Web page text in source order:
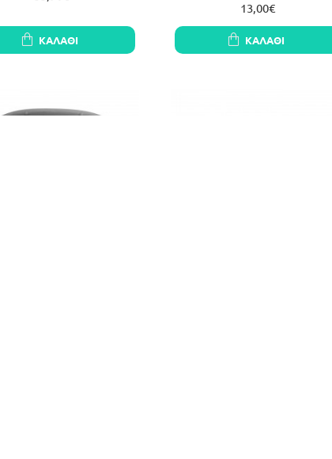
ΚΑΛΆΘΙ
13,00€
ΚΑΛΆΘΙ